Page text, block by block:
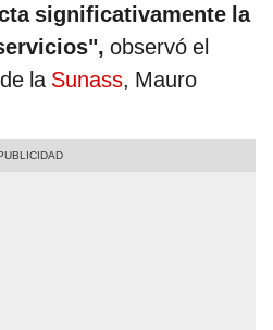
significativamente la
observó el
la Sunass, Mauro